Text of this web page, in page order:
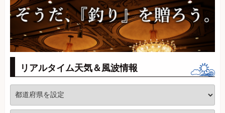
リアルタイム天気＆風波情報